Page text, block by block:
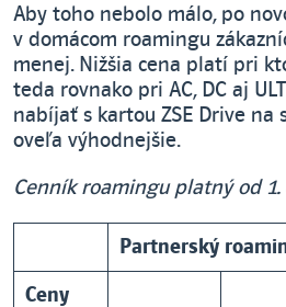
Aby toho nebolo málo, po
v domácom roamingu
menej. Nižšia cena platí pri
teda rovnako pri AC, DC aj
nabíjať s kartou ZSE Drive na
oveľa výhodnejšie.
Cenník roamingu platný od 1.
Partnerský
Ceny